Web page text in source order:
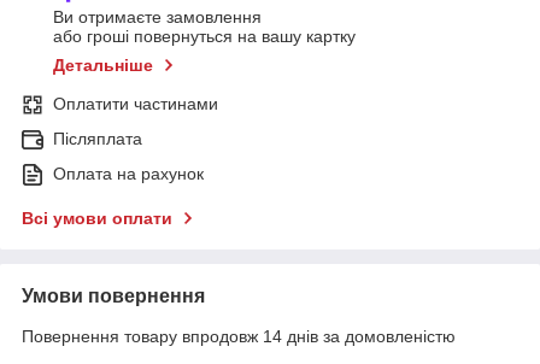
Ви отримаєте замовлення
або гроші повернуться на вашу картку
Детальніше
Оплатити частинами
Післяплата
Оплата на рахунок
Всі умови оплати
Умови повернення
Повернення товару впродовж 14 днів за домовленістю